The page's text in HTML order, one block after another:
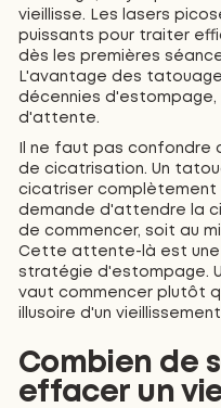
vieillisse. Les lasers
puissants pour traiter
dès les premières
L'avantage des
décennies d'estompage,
d'attente.
Il ne faut pas confondre
de cicatrisation. Un
cicatriser
demande d'attendre la
de commencer, soit au
Cette attente-là est une
stratégie d'estompage.
vaut commencer plutôt
illusoire d'un
Combien de
effacer un